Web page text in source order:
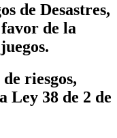
de Desastres,
de la
riesgos,
Ley 38 de 2 de